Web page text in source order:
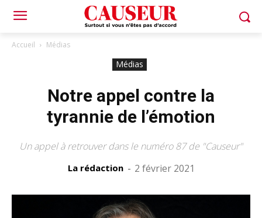
Accueil Médias
Médias
Notre appel contre la
tyrannie de l’émotion
Un appel à retrouver dans le numéro 87 de "Causeur"
La rédaction - 2 février 2021